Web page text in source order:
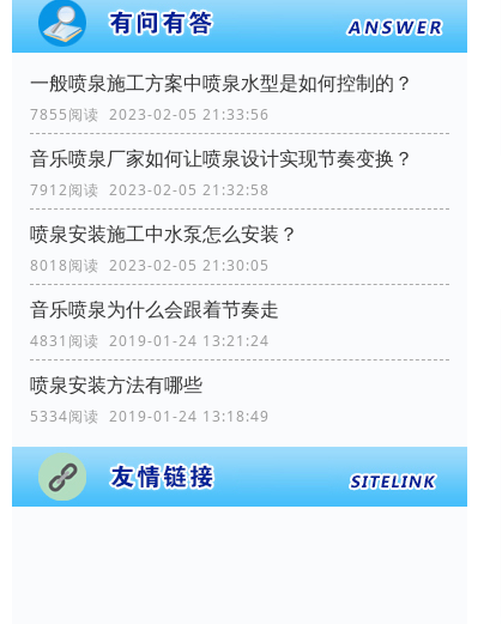
一般喷泉施工方案中喷泉水型是如何控制的？
7855阅读 2023-02-05 21:33:56
音乐喷泉厂家如何让喷泉设计实现节奏变换？
7912阅读 2023-02-05 21:32:58
喷泉安装施工中水泵怎么安装？
8018阅读 2023-02-05 21:30:05
音乐喷泉为什么会跟着节奏走
4831阅读 2019-01-24 13:21:24
喷泉安装方法有哪些
5334阅读 2019-01-24 13:18:49